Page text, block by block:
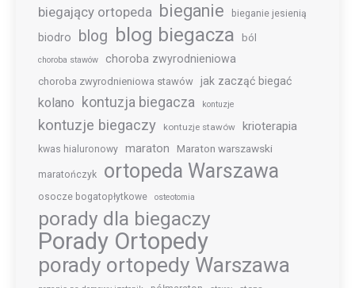
biegający ortopeda bieganie bieganie jesienią
biodro blog blog biegacza ból
choroba stawów choroba zwyrodnieniowa
choroba zwyrodnieniowa stawów jak zacząć biegać
kolano kontuzja biegacza kontuzje
kontuzje biegaczy kontuzje stawów krioterapia
kwas hialuronowy maraton Maraton warszawski
maratończyk ortopeda Warszawa
osocze bogatopłytkowe osteotomia
porady dla biegaczy
Porady Ortopedy
porady ortopedy Warszawa